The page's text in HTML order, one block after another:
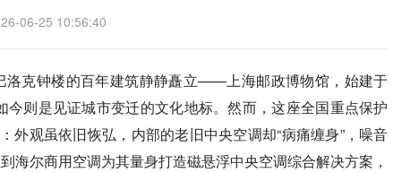
06-25 10:56:40
洛克钟楼的百年建筑静静矗立——上海邮政博物馆，始建于
则是见证城市变迁的文化地标。然而，这座全国重点保护
外观虽依旧恢弘，内部的老旧中央空调却“病痛缠身”，噪音
海尔商用空调为其量身打造磁悬浮中央空调综合解决方案，